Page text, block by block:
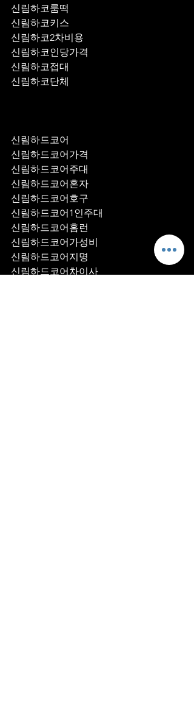
신림하코룸떡
신림하코키스
신림하코2차비용
신림하코인당가격
신림하코접대
신림하코단체
신림하드코어
신림하드코어가격
신림하드코어주대
신림하드코어혼자
신림하드코어호구
신림하드코어1인주대
신림하드코어홈런
신림하드코어가성비
신림하드코어지명
신림하드코어차이사